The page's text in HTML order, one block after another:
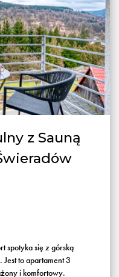
z Sauną
spotyka się z górską
to apartament 3
i komfortowy.